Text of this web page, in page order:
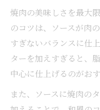
焼肉の美味しさを最大
のコツは、ソースが肉
すぎないバランスに仕
ターを加えすぎると、
中心に仕上げるのがおす
また、ソースに焼肉の